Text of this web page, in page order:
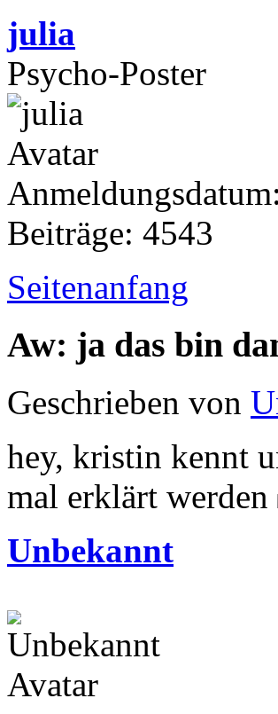
julia
Psycho-Poster
Beiträge: 4543
Seitenanfang
Aw: ja das bin
Geschrieben von
hey, kristin kennt
mal erklärt werden
Unbekannt